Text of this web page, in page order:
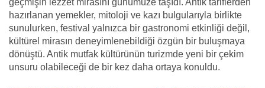
geçmişin lezzet mirasını günümüze taşıdı. Antik tariflerden
hazırlanan yemekler, mitoloji ve kazı bulgularıyla birlikte
sunulurken, festival yalnızca bir gastronomi etkinliği değil,
kültürel mirasın deneyimlenebildiği özgün bir buluşmaya
dönüştü. Antik mutfak kültürünün turizmde yeni bir çekim
unsuru olabileceği de bir kez daha ortaya konuldu.